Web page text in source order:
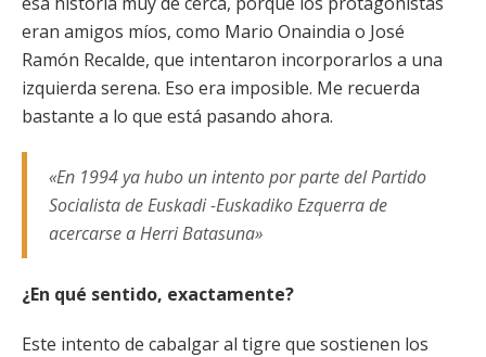
eran amigos míos, como Mario Onaindia o José
Ramón Recalde, que intentaron incorporarlos a una
izquierda serena. Eso era imposible. Me recuerda
bastante a lo que está pasando ahora.
«En 1994 ya hubo un intento por parte del Partido
Socialista de Euskadi -Euskadiko Ezquerra de
acercarse a Herri Batasuna»
¿En qué sentido, exactamente?
Este intento de cabalgar al tigre que sostienen los